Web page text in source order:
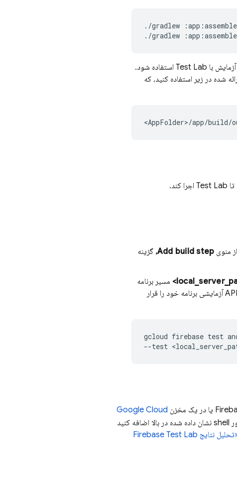
./gradlew
Test Lab استفاده شود.
شده در زیر استفاده کنید، که
Test Lab اجرا کند.
منوی Add build step، گزینه
مسیر برنامه
فایل APK آزمایشی برنامه خود را قرار
gcloud firebase test
یا در یک مخزن Google Cloud
به دستور shell نشان داده شده در بالا اضافه کنید
نتایج Firebase Test Lab